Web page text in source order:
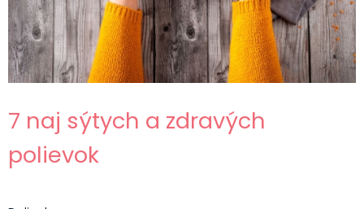
7 naj sýtych a zdravých
polievok